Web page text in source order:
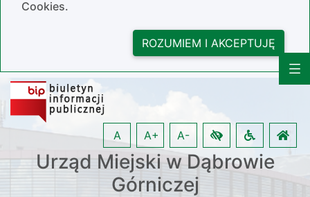
Cookies.
ROZUMIEM I AKCEPTUJĘ
Urząd Miejski w Dąbrowie
Górniczej
A A+ A-